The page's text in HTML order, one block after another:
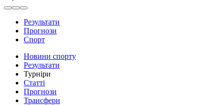
Результати
Прогнози
Спорт
Новини спорту
Результати
Турніри
Статті
Прогнози
Трансфери